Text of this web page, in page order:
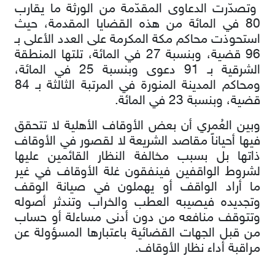
وتصدّرت الدعاوى المقدّمة من الورثة ما يقارب
80 في المائة من هذه القضايا المقدمة، حيث
استحوذت محاكم مكة المكرمة على العدد الأعلى بـ
96 قضية، وبنسبة 27 في المائة، تلتها المنطقة
الشرقية بـ 91 دعوى وبنسبة 25 في المائة،
ومحاكم المدينة المنورة في المرتبة الثالثة بـ 84
قضية، وبنسبة 23 في المائة.
وبين العُمري أن بعض الأوقاف الأهلية لا تتحقق
فيها أحياناً مقاصد الشريعة لا لقصور في الأوقاف
ذاتها بل بسبب مخالفة النظار القائمين عليها
لشروط الواقفين فينفقون غلة الأوقاف في غير
ما أراد الواقف أو يهملون في صيانة الوقف
وتجديده فيصيبه العطب والخراب وتندثر أصوله
وتتوقف منافعه من دون أدنى مساءلة أو حساب
من قبل الجهات القضائية باعتبارها المسؤولة عن
مراقبة أداء نظار الأوقاف.